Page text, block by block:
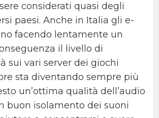
considerati quasi degli
paesi. Anche in Italia gli e-
facendo lentamente un
il livello di
sui vari server dei giochi
sta diventando sempre più
un’ottima qualità dell’audio
buon isolamento dei suoni